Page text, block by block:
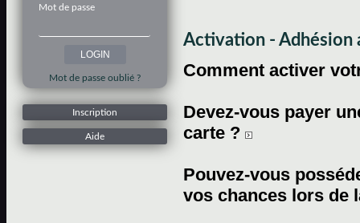
Mot de passe
Mot de passe oublié ?
Inscription
Aide
Activation - Adhésion
Comment activer
Devez-vous payer
carte ?
Pouvez-vous
vos chances lors de